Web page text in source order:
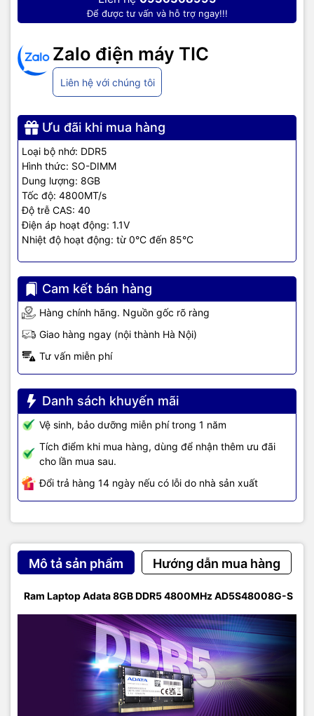
Để được tư vấn và hỗ trợ ngay!!!
Zalo điện máy TIC
Liên hệ với chúng tôi
Ưu đãi khi mua hàng
Loại bộ nhớ: DDR5
Hình thức: SO-DIMM
Dung lượng: 8GB
Tốc độ: 4800MT/s
Độ trễ CAS: 40
Điện áp hoạt động: 1.1V
Nhiệt độ hoạt động: từ 0°C đến 85°C
Cam kết bán hàng
Hàng chính hãng. Nguồn gốc rõ ràng
Giao hàng ngay (nội thành Hà Nội)
Tư vấn miễn phí
Danh sách khuyến mãi
Vệ sinh, bảo dưỡng miễn phí trong 1 năm
Tích điểm khi mua hàng, dùng để nhận thêm ưu đãi
cho lần mua sau.
Đổi trả hàng 14 ngày nếu có lỗi do nhà sản xuất
Mô tả sản phẩm Hướng dẫn mua hàng
Ram Laptop Adata 8GB DDR5 4800MHz AD5S48008G-S
– Nhà phân phối và cung cấp giải pháp công nghệ uy tín
tại Việt Nam. Chúng tôi chuyên cung cấp đa dạng sản phẩm:
giám sát
Tổng đài Màn hình tương tác,Linh kiện máy tính
máynhư tivi, tủ lạnh, máy giặt, máy hút ẩm... cùng nhiều thiết bị
công nghệ khác.TIC.VN cam kết mang đến
hãng, giá tốt, dịch vụ chuyên nghiệp